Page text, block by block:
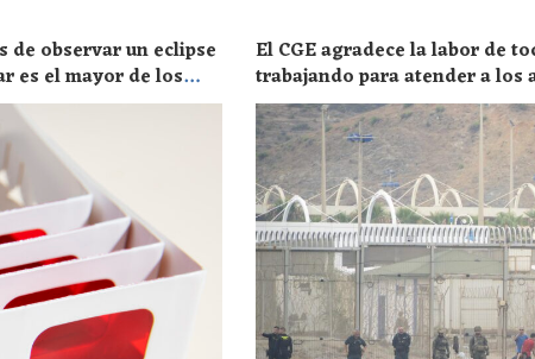
observar un eclipse
es el mayor de los
El CGE agradece la labor de
trabajando para atender a los